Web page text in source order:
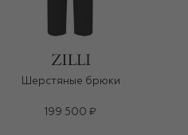
Шерстяные брюки
199 500 ₽